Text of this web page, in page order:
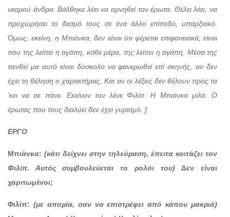
νεαρού άνδρα. Βάλθηκε λέει να αρνηθεί τον έρωτα. Θέλει λέει, να
προχωρήσει το δεσμό τους σε ένα άλλο επίπεδο, υπαρξιακό.
Όμως, εκείνη, η Μπιάνκα, δεν είναι ότι φέρεται επιφανειακά, είναι
που της λείπει η αγάπη, κάθε μέρα, της λείπει η αγάπη. Μέσα της
πενθεί μα αυτό είναι δύσκολο να φανερωθεί επί σκηνής, αν δεν
έχει τη θέληση ο χαρακτήρας. Και αν οι λέξεις δεν θέλουν προς τα
‘κει να σε πάνε. Εκείνον τον λένε Φιλίπ. Η Μπιάνκα μιλά. Ο
έρωτας που τους διαλύει δεν έχει γυρισμό. ]
ΕΡΓΟ
Μπιάνκα: (κάτι δείχνει στην τηλεόραση, έπειτα κοιτάζει τον
Φιλίπ. Αυτός συμβουλεύεται το ρολόι του)Δεν είναι
χαριτωμένοι;
Φιλίπ: (με απορία, σαν να επιστρέφει από κάπου μακριά)